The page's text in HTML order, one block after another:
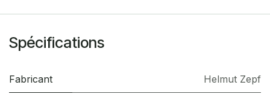
Spécifications
Fabricant Helmut Zepf